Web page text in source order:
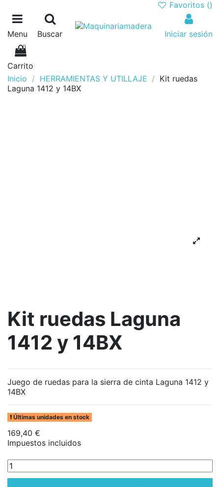
Favoritos ()
Menu Buscar Iniciar sesión
0
Carrito
Inicio
HERRAMIENTAS Y UTILLAJE
Kit ruedas
Laguna 1412 y 14BX
Kit ruedas Laguna
1412 y 14BX
Juego de ruedas para la sierra de cinta Laguna 1412 y
14BX
Últimas unidades en stock
169,40 €
Impuestos incluidos